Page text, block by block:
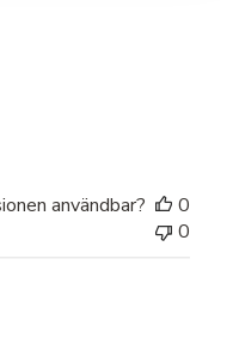
användbar?
0
0